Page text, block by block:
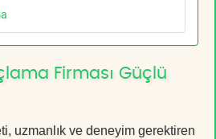
Firması Güçlü
uzmanlık ve deneyim gerektiren